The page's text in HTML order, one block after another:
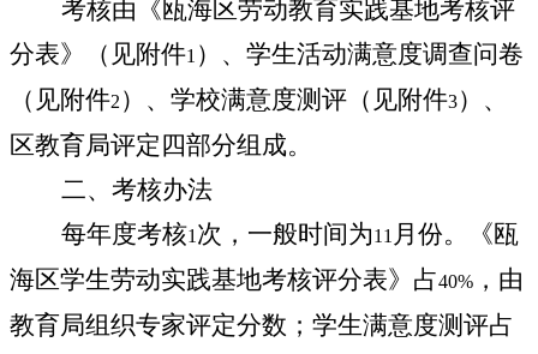
考核由《瓯海区劳动教育实践基地考核评
分表》（见附件1 ）、学生活动满意度调查问卷
（见附件2 ）、学校满意度测评（见附件3）、
区教育局评定四部分组成。
二、考核办法
每年度考核1 次，一般时间为11 月份。《瓯
海区学生劳动实践基地考核评分表》占40% ，由
教育局组织专家评定分数；学生满意度测评占